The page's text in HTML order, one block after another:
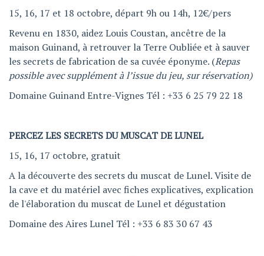
15, 16, 17 et 18 octobre, départ 9h ou 14h, 12€/pers
Revenu en 1830, aidez Louis Coustan, ancêtre de la
maison Guinand, à retrouver la Terre Oubliée et à sauver
les secrets de fabrication de sa cuvée éponyme. (Repas
possible avec supplément à l’issue du jeu, sur réservation)
Domaine Guinand Entre-Vignes Tél : +33 6 25 79 22 18
PERCEZ LES SECRETS DU MUSCAT DE LUNEL
15, 16, 17 octobre, gratuit
A la découverte des secrets du muscat de Lunel. Visite de
la cave et du matériel avec fiches explicatives, explication
de l'élaboration du muscat de Lunel et dégustation
Domaine des Aires Lunel Tél : +33 6 83 30 67 43